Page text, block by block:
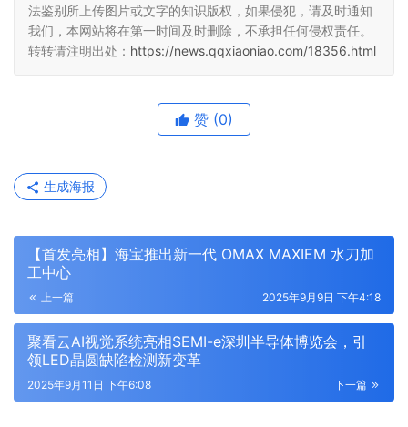
法鉴别所上传图片或文字的知识版权，如果侵犯，请及时通知
我们，本网站将在第一时间及时删除，不承担任何侵权责任。
转转请注明出处： https://news.qqxiaoniao.com/18356.html
赞 (0)
生成海报
【首发亮相】海宝推出新一代 OMAX MAXIEM 水刀加
工中心
上一篇 2025年9月9日 下午4:18
聚看云AI视觉系统亮相SEMI-e深圳半导体博览会，引
领LED晶圆缺陷检测新变革
下一篇
2025年9月11日 下午6:08